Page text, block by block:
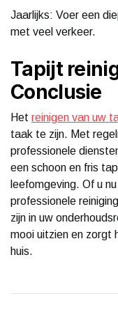
Jaarlijks: Voer een
met veel verkeer.
Tapijt
Conclusie
Het reinigen van uw
taak te zijn. Met
professionele
een schoon en fris
leefomgeving. Of u
professionele
zijn in uw
mooi uitzien en zorgt
huis.